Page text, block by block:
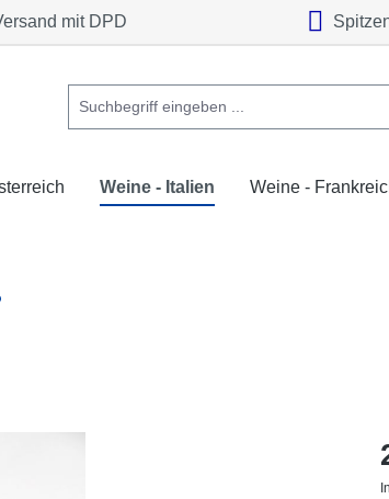
mit DPD
Weine - Italien Weine -